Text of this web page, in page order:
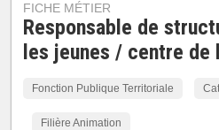
FICHE MÉTIER
Responsable de
les jeunes / centre de
Fonction Publique Territoriale
Filière Animation